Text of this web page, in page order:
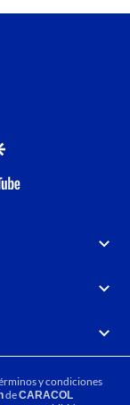
google
youtube-
y condiciones
deCARACOL